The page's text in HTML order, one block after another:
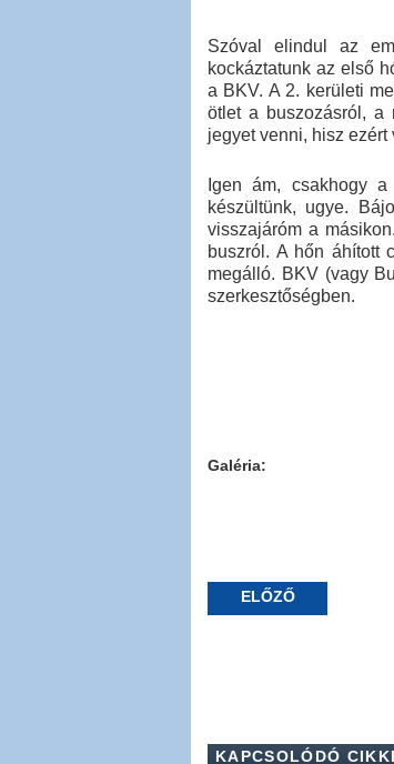
Szóval elindul az
kockáztatunk az első
a BKV. A 2. kerületi
ötlet a buszozásról,
jegyet venni, hisz
Igen ám, csakhogy
készültünk, ugye.
visszajáróm a
buszról. A hőn áhított
megálló. BKV (vagy
szerkesztőségben.
Galéria:
ELŐZŐ
KAPCSOLÓDÓ